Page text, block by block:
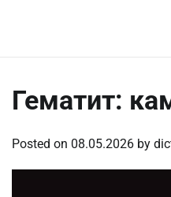
Гематит:
Posted on 08.05.2026 by